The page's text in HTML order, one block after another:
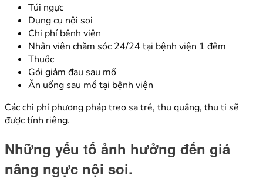
Túi ngực
Dụng cụ nội soi
Chi phí bệnh viện
Nhân viên chăm sóc 24/24 tại bệnh viện 1 đêm
Thuốc
Gói giảm đau sau mổ
Ăn uống sau mổ tại bệnh viện
Các chi phí phương pháp treo sa trễ, thu quầng, thu ti sẽ
được tính riêng.
Những yếu tố ảnh hưởng đến giá
nâng ngực nội soi.